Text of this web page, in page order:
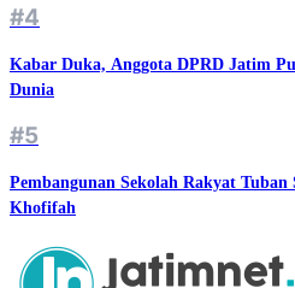
#4
Kabar Duka, Anggota DPRD Jatim
Dunia
#5
Pembangunan Sekolah Rakyat Tuban
Khofifah